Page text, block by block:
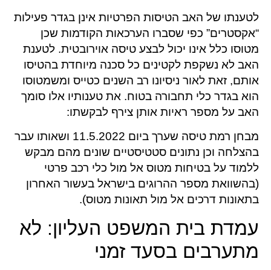
לטענתו של האב הטיסות הפרטיות אינן בגדר פעילות
“אקסטרים” כפי שסברו הערכאות הקודמות שכן
מטוסו כלל אינו יכול לבצע טיסה אוירובטית. לטענת
האב לא נשקפת לקטינים כל סכנה מיוחדת בהטיסו
אותם, זאת לאור ניסיונו רב השנים כטייס ומשמטוסו
הוא בגדר כלי תחבורה בטוח. את טענותיו אלו סומך
האב על מספר ראיות אותן צירף לבקשתו:
מבחן רמת טיסה שערך ביום 11.5.2022 ושאותו עבר
בהצלחה וכן נתונים סטטיסטיים שונים מהם מבקש
ללמוד על בטיחות מטוס אל מול כלי רכב פרטי
(בהשוואת מספר ההרוגים בישראל בעשור האחרון
בתאונות דרכים אל מול תאונות מטוס).
עמדת בית המשפט העליון: לא
מתערבים בסעד זמני